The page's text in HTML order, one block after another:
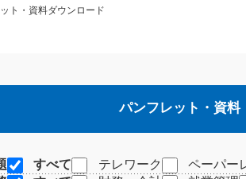
ト・資料ダウンロード
パンフレット・資料
すべて テレワーク ペーパー